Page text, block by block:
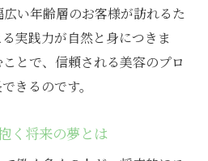
い年齢層のお客様が訪れるた
実践力が自然と身につきま
とで、信頼される美容のプロ
きるのです。
く将来の夢とは